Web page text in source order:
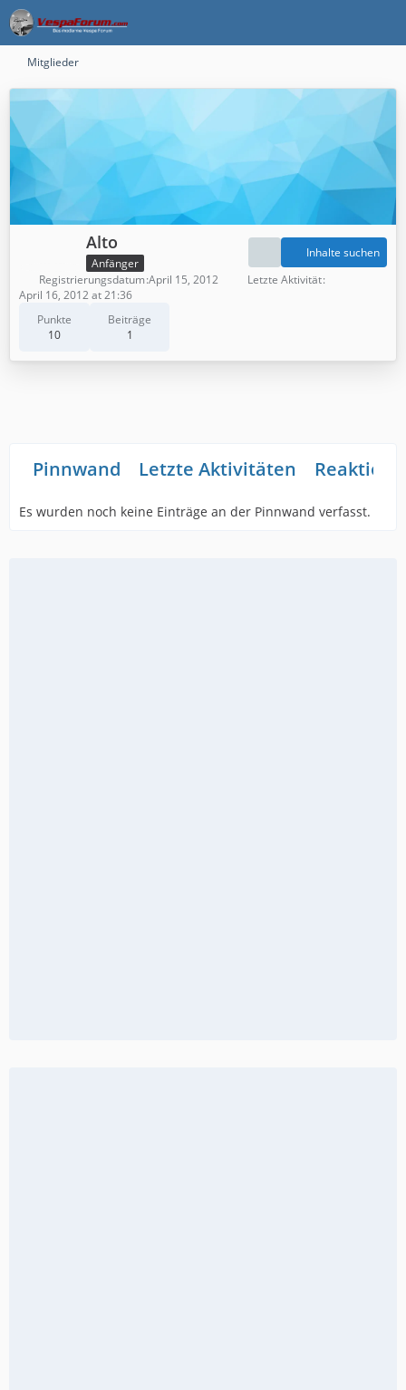
Mitglieder
Alto
Anfänger
Punkte
10
Beiträge
1
Inhalte suchen
Registrierungsdatum April 15, 2012
Letzte Aktivität
April 16, 2012 at 21:36
Pinnwand Letzte Aktivitäten
Es wurden noch keine Einträge an der Pinnwand verfasst.